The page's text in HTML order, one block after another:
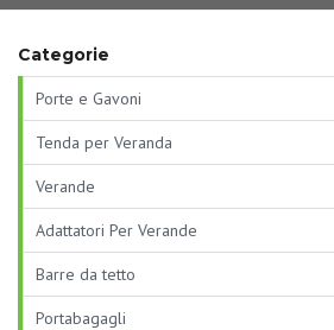
Categorie
Porte e Gavoni
Tenda per Veranda
Verande
Adattatori Per Verande
Barre da tetto
Portabagagli